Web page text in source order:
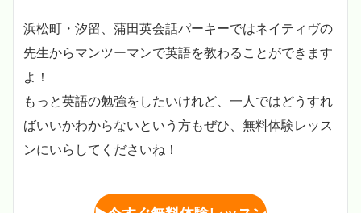
浜松町・汐留、蒲田英会話パーキーではネイティヴの
先生からマンツーマンで英語を教わることができます
よ！
もっと英語の勉強をしたいけれど、一人ではどうすれ
ばいいかわからないという方もぜひ、無料体験レッス
ンにいらしてくださいね！